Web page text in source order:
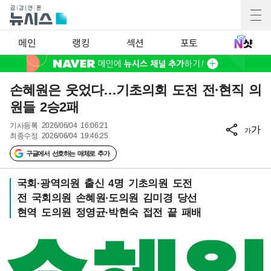
메인 랭킹 섹션 포토
손혜원은 웃었다…기초의회 도전 전·현직 의
원들 2승2패
기사등록 2026/06/04 16:06:21
최종수정 2026/06/04 19:46:25
구글에서 선호하는 매체로 추가
가가
국회·광역의원 출신 4명 기초의원 도전
전 국회의원 손혜원·도의원 김미경 당선
현역 도의원 정영균·박현숙 접전 끝 패배